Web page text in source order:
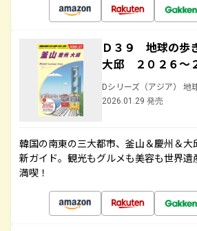
Ｄ３９ 地球の
大邱 ２０２６～
Dシリーズ（アジア） 地
2026.01.29 発売
韓国の南東の三大都市、釜山＆慶州＆大
新ガイド。観光もグルメも美容も世界遺
満喫！